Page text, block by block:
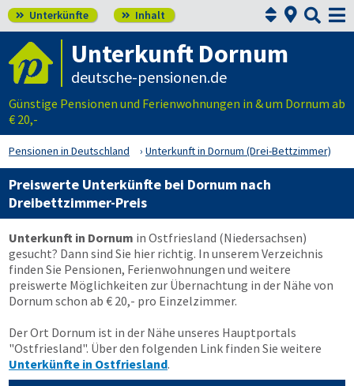
 Unterkünfte  Inhalt  

Unterkunft Dornum
deutsche-pensionen.de
Günstige Pensionen und Ferienwohnungen in & um Dornum ab
€ 20,-
Pensionen in Deutschland Unterkunft in Dornum (Drei-Bettzimmer)
Preiswerte Unterkünfte bei Dornum nach
Dreibettzimmer-Preis
Unterkunft in Dornum in Ostfriesland (Niedersachsen)
gesucht? Dann sind Sie hier richtig. In unserem Verzeichnis
finden Sie Pensionen, Ferienwohnungen und weitere
preiswerte Möglichkeiten zur Übernachtung in der Nähe von
Dornum schon ab € 20,- pro Einzelzimmer.
Der Ort Dornum ist in der Nähe unseres Hauptportals
"Ostfriesland". Über den folgenden Link finden Sie weitere
Unterkünfte in Ostfriesland.